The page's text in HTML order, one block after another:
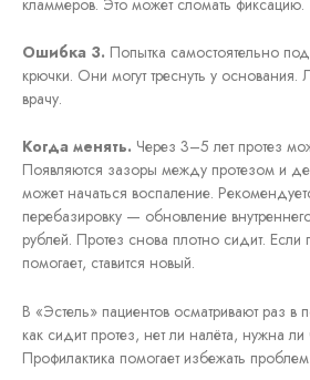
Ошибка 3. Попытка самостоятельно
крючки. Они могут треснуть у основания.
врачу.
Когда менять. Через 3–5 лет протез
Появляются зазоры между протезом и
может начаться воспаление.
перебазировку — обновление
рублей. Протез снова плотно сидит. Если
помогает, ставится новый.
В «Эстель» пациентов осматривают раз в
как сидит протез, нет ли налёта, нужна ли
Профилактика помогает избежать